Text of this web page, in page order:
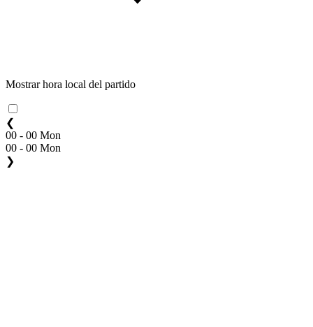
Mostrar hora local del partido
❮
00 - 00 Mon
00 - 00 Mon
❯